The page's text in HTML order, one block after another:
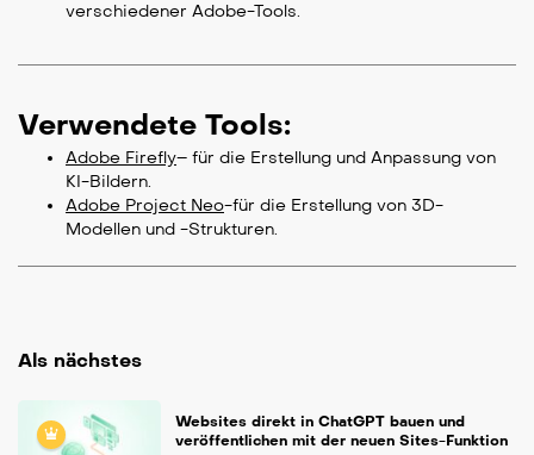
verschiedener Adobe-Tools.
Verwendete Tools:
Adobe Firefly– für die Erstellung und Anpassung von
KI-Bildern.
Adobe Project Neo-für die Erstellung von 3D-
Modellen und -Strukturen.
Als nächstes
Websites direkt in ChatGPT bauen und
veröffentlichen mit der neuen Sites-Funktion